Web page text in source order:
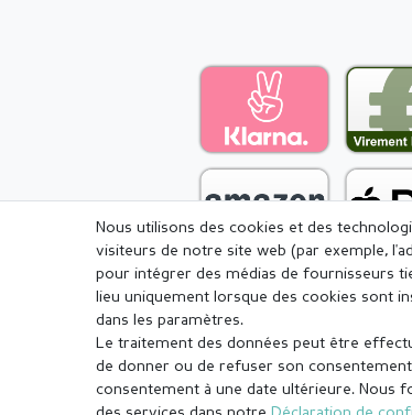
Mentions légales
Nous utilisons des cookies et des
visiteurs de notre site web (par exemple,
pour intégrer des médias de fournisseurs
lieu uniquement lorsque des cookies sont
dans les paramètres.
Le traitement des données peut être
de donner ou de refuser son
consentement à une date ultérieure. Nous